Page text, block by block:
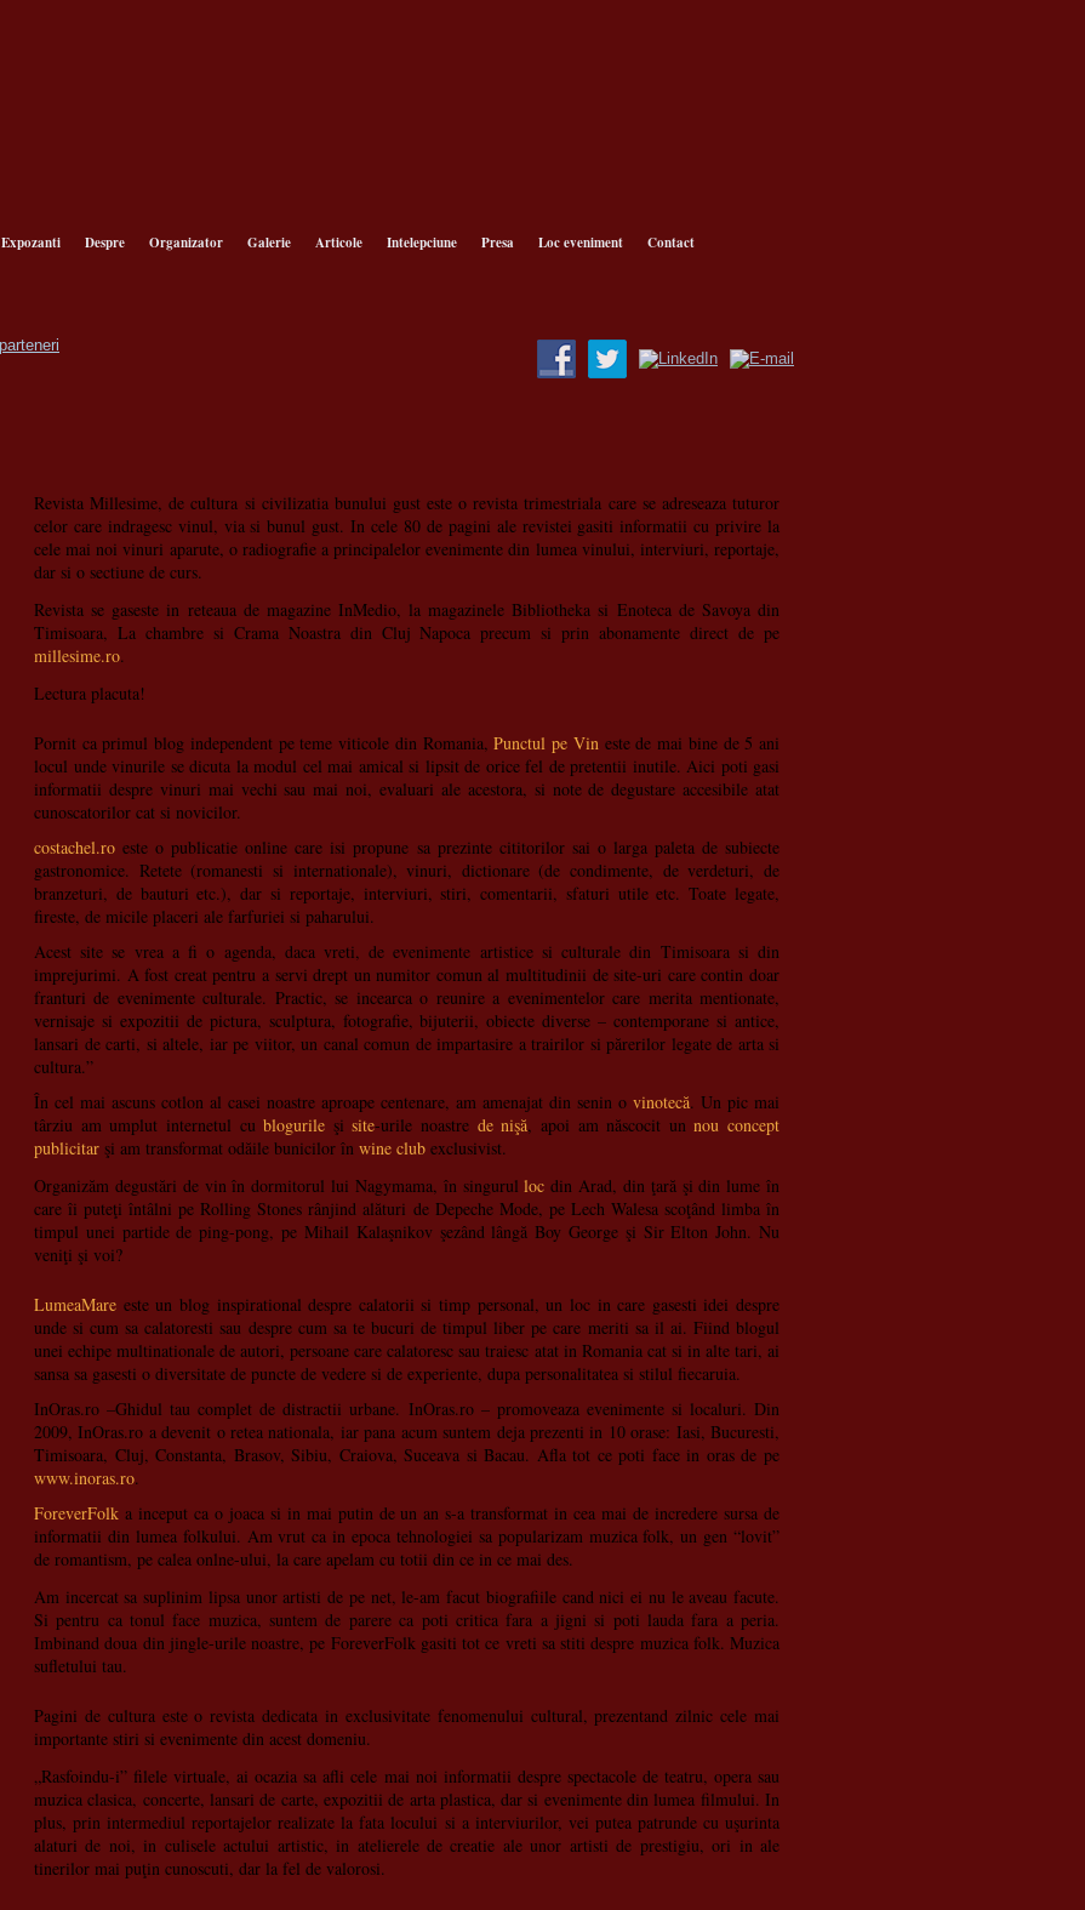
Expozanti Despre Organizator Galerie Articole Intelepciune Presa Loc eveniment Contact
Revista Millesime, de cultura si civilizatia bunului gust este o revista trimestriala care se adreseaza tuturor
celor care indragesc vinul, via si bunul gust. In cele 80 de pagini ale revistei gasiti informatii cu privire la
cele mai noi vinuri aparute, o radiografie a principalelor evenimente din lumea vinului, interviuri, reportaje,
dar si o sectiune de curs.
Revista se gaseste in reteaua de magazine InMedio, la magazinele Bibliotheka si Enoteca de Savoya din
Timisoara, La chambre si Crama Noastra din Cluj Napoca precum si prin abonamente direct de pe
millesime.ro.
Lectura placuta!
Pornit ca primul blog independent pe teme viticole din Romania,Punctul pe Vineste de mai bine de 5 ani
locul unde vinurile se dicuta la modul cel mai amical si lipsit de orice fel de pretentii inutile. Aici poti gasi
informatii despre vinuri mai vechi sau mai noi, evaluari ale acestora, si note de degustare accesibile atat
cunoscatorilor cat si novicilor.
costachel.ro este o publicatie online care isi propune sa prezinte cititorilor sai o larga paleta de subiecte
gastronomice. Retete (romanesti si internationale), vinuri, dictionare (de condimente, de verdeturi, de
branzeturi, de bauturi etc.), dar si reportaje, interviuri, stiri, comentarii, sfaturi utile etc. Toate legate,
fireste, de micile placeri ale farfuriei si paharului.
Acest site se vrea a fi o agenda, daca vreti, de evenimente artistice si culturale din Timisoara si din
imprejurimi. A fost creat pentru a servi drept un numitor comun al multitudinii de site-uri care contin doar
franturi de evenimente culturale. Practic, se incearca o reunire a evenimentelor care merita mentionate,
vernisaje si expozitii de pictura, sculptura, fotografie, bijuterii, obiecte diverse – contemporane si antice,
lansari de carti, si altele, iar pe viitor, un canal comun de impartasire a trairilor si părerilor legate de arta si
cultura.”
În cel mai ascuns cotlon al casei noastre aproape centenare, am amenajat din senin o vinotecă. Un pic mai
târziu am umplut internetul cublogurile şisite-urile noastre de nişă, apoi am născocit unnou concept
publicitar şi am transformat odăile bunicilor în wine club exclusivist.
Organizăm degustări de vin în dormitorul lui Nagymama, în singurulloc din Arad, din ţară şi din lume în
care îi puteţi întâlni pe Rolling Stones rânjind alături de Depeche Mode, pe Lech Walesa scoţând limba în
timpul unei partide de ping-pong, pe Mihail Kalaşnikov şezând lângă Boy George şi Sir Elton John. Nu
veniţi şi voi?
LumeaMare este un blog inspirational despre calatorii si timp personal, un loc in care gasesti idei despre
unde si cum sa calatoresti sau despre cum sa te bucuri de timpul liber pe care meriti sa il ai. Fiind blogul
unei echipe multinationale de autori, persoane care calatoresc sau traiesc atat in Romania cat si in alte tari, ai
sansa sa gasesti o diversitate de puncte de vedere si de experiente, dupa personalitatea si stilul fiecaruia.
InOras.ro –Ghidul tau complet de distractii urbane. InOras.ro – promoveaza evenimente si localuri. Din
2009, InOras.ro a devenit o retea nationala, iar pana acum suntem deja prezenti in 10 orase: Iasi, Bucuresti,
Timisoara, Cluj, Constanta, Brasov, Sibiu, Craiova, Suceava si Bacau. Afla tot ce poti face in oras de pe
www.inoras.ro.
ForeverFolk a inceput ca o joaca si in mai putin de un an s-a transformat in cea mai de incredere sursa de
informatii din lumea folkului. Am vrut ca in epoca tehnologiei sa popularizam muzica folk, un gen “lovit”
de romantism, pe calea onlne-ului, la care apelam cu totii din ce in ce mai des.
Am incercat sa suplinim lipsa unor artisti de pe net, le-am facut biografiile cand nici ei nu le aveau facute.
Si pentru ca tonul face muzica, suntem de parere ca poti critica fara a jigni si poti lauda fara a peria.
Imbinand doua din jingle-urile noastre, pe ForeverFolk gasiti tot ce vreti sa stiti despre muzica folk. Muzica
sufletului tau.
Pagini de cultura este o revista dedicata in exclusivitate fenomenului cultural, prezentand zilnic cele mai
importante stiri si evenimente din acest domeniu.
„Rasfoindu-i” filele virtuale, ai ocazia sa afli cele mai noi informatii despre spectacole de teatru, opera sau
muzica clasica, concerte, lansari de carte, expozitii de arta plastica, dar si evenimente din lumea filmului. In
plus, prin intermediul reportajelor realizate la fata locului si a interviurilor, vei putea patrunde cu uşurinta
alaturi de noi, in culisele actului artistic, in atelierele de creatie ale unor artisti de prestigiu, ori in ale
tinerilor mai puţin cunoscuti, dar la fel de valorosi.